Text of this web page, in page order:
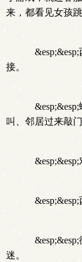
来，都看见女孩
&esp;&esp;
接。
&esp;&esp;
叫、邻居过来敲
&esp;&esp;
&esp;&esp;
&esp;&esp;
迷。